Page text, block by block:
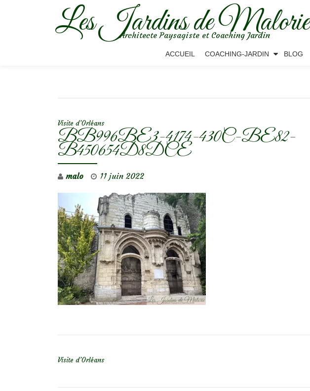
Les Jardins de Malorie
Architecte Paysagiste et Coaching Jardin
ACCUEIL COACHING-JARDIN BLOG
Visite d’Orléans
BB996BE3-4174-430C-BE82-
B450654D8DCE
malo 11 juin 2022
Visite d’Orléans